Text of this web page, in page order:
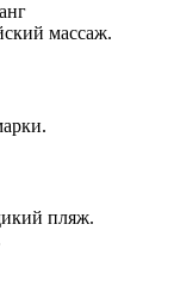
массаж.
пляж.